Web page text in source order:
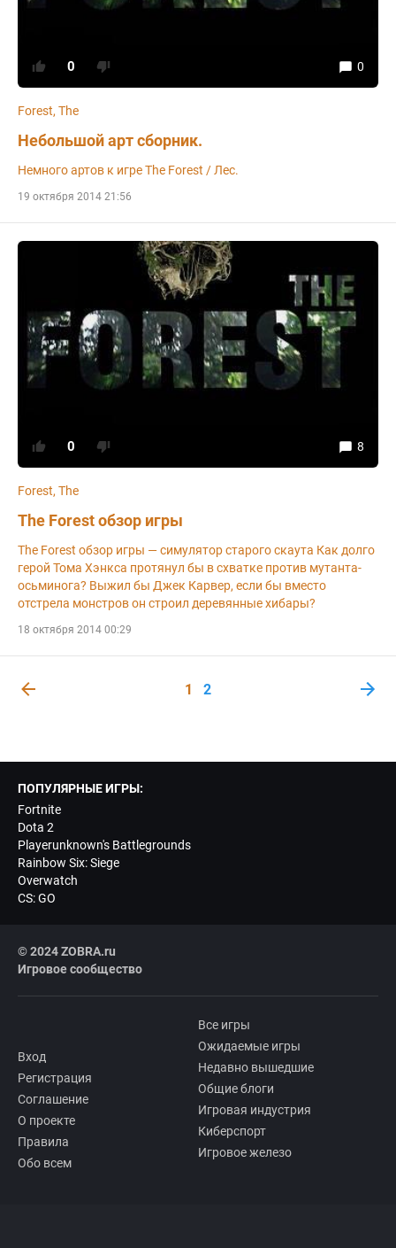
Небольшой арт сборник.
Forest, The
Немного артов к игре The Forest / Лес.
0 0
19 октября 2014 21:56
The Forest обзор игры
Forest, The
The Forest обзор игры — симулятор старого скаута Как долго
герой Тома Хэнкса протянул бы в схватке против мутанта-
осьминога? Выжил бы Джек Карвер, если бы вместо
отстрела монстров он строил деревянные хибары?
0 8
18 октября 2014 00:29
1 2
ПОПУЛЯРНЫЕ ИГРЫ:
Fortnite
Dota 2
Playerunknown's Battlegrounds
Rainbow Six: Siege
Overwatch
CS: GO
© 2024 ZOBRA.ru
Игровое сообщество
Вход
Регистрация
Соглашение
О проекте
Правила
Обо всем
Все игры
Ожидаемые игры
Недавно вышедшие
Общие блоги
Игровая индустрия
Киберспорт
Игровое железо